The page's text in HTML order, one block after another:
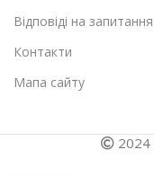
Відповіді на запитання
Контакти
Мапа сайту
2024